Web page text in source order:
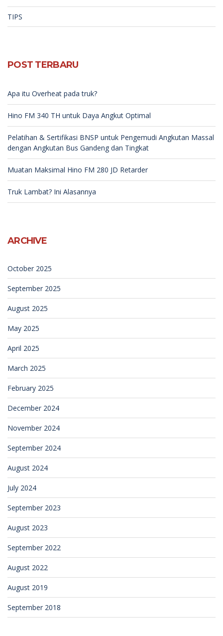
TIPS
POST TERBARU
Apa itu Overheat pada truk?
Hino FM 340 TH untuk Daya Angkut Optimal
Pelatihan & Sertifikasi BNSP untuk Pengemudi Angkutan Massal
dengan Angkutan Bus Gandeng dan Tingkat
Muatan Maksimal Hino FM 280 JD Retarder
Truk Lambat? Ini Alasannya
ARCHIVE
October 2025
September 2025
August 2025
May 2025
April 2025
March 2025
February 2025
December 2024
November 2024
September 2024
August 2024
July 2024
September 2023
August 2023
September 2022
August 2022
August 2019
September 2018